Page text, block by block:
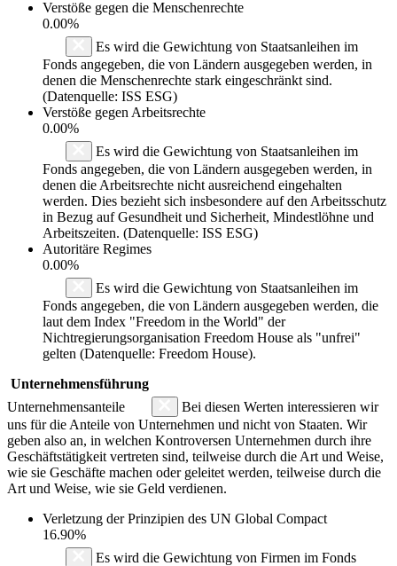
Verstöße gegen die Menschenrechte
0.00%
Es wird die Gewichtung von Staatsanleihen im
Fonds angegeben, die von Ländern ausgegeben werden, in
denen die Menschenrechte stark eingeschränkt sind.
(Datenquelle: ISS ESG)
Verstöße gegen Arbeitsrechte
0.00%
Es wird die Gewichtung von Staatsanleihen im
Fonds angegeben, die von Ländern ausgegeben werden, in
denen die Arbeitsrechte nicht ausreichend eingehalten
werden. Dies bezieht sich insbesondere auf den Arbeitsschutz
in Bezug auf Gesundheit und Sicherheit, Mindestlöhne und
Arbeitszeiten. (Datenquelle: ISS ESG)
Autoritäre Regimes
0.00%
Es wird die Gewichtung von Staatsanleihen im
Fonds angegeben, die von Ländern ausgegeben werden, die
laut dem Index "Freedom in the World" der
Nichtregierungsorganisation Freedom House als "unfrei"
gelten (Datenquelle: Freedom House).
Unternehmensführung
Unternehmensanteile
Bei diesen Werten interessieren wir
uns für die Anteile von Unternehmen und nicht von Staaten. Wir
geben also an, in welchen Kontroversen Unternehmen durch ihre
Geschäftstätigkeit vertreten sind, teilweise durch die Art und Weise,
wie sie Geschäfte machen oder geleitet werden, teilweise durch die
Art und Weise, wie sie Geld verdienen.
Verletzung der Prinzipien des UN Global Compact
16.90%
Es wird die Gewichtung von Firmen im Fonds